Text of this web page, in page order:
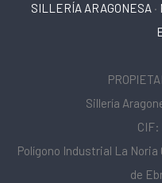
SILLERÍA ARAGONESA ·
Sillería
CIF:
Polígono Industrial La Noria
de